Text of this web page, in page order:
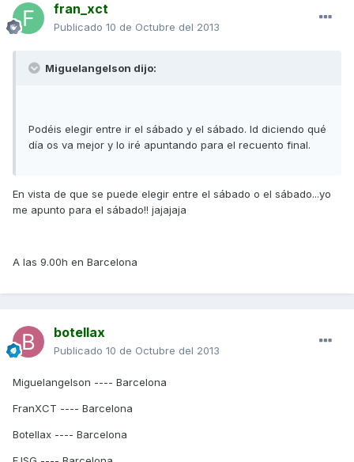
fran_xct
Publicado 10 de Octubre del 2013
Miguelangelson dijo:
Podéis elegir entre ir el sábado y el sábado. Id diciendo qué
día os va mejor y lo iré apuntando para el recuento final.
En vista de que se puede elegir entre el sábado o el sábado...yo
me apunto para el sábado!! jajajaja
A las 9.00h en Barcelona
botellax
Publicado 10 de Octubre del 2013
Miguelangelson ---- Barcelona
FranXCT ---- Barcelona
Botellax ---- Barcelona